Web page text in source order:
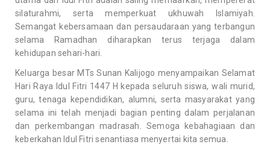
silaturahmi, serta memperkuat ukhuwah Islamiyah.
Semangat kebersamaan dan persaudaraan yang terbangun
selama Ramadhan diharapkan terus terjaga dalam
kehidupan sehari-hari.
Keluarga besar MTs Sunan Kalijogo menyampaikan Selamat
Hari Raya Idul Fitri 1447 H kepada seluruh siswa, wali murid,
guru, tenaga kependidikan, alumni, serta masyarakat yang
selama ini telah menjadi bagian penting dalam perjalanan
dan perkembangan madrasah. Semoga kebahagiaan dan
keberkahan Idul Fitri senantiasa menyertai kita semua.